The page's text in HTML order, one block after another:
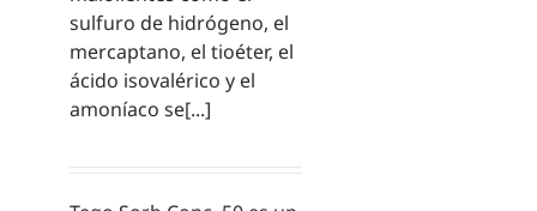
sulfuro de hidrógeno, el
mercaptano, el tioéter, el
ácido isovalérico y el
amoníaco se[...]